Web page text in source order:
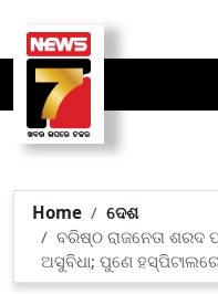
Home
ଦେଶ
ବରିଷ୍ଠ ରାଜନେତା ଶରଦ
ଅସୁବିଧା; ପୁଣେ